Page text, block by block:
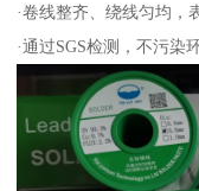
·卷线整齐、绕线匀均，
·通过SGS检测，不污染